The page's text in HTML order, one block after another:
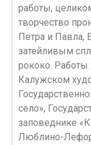
работы,
творчество
Петра и Павла,
затейливым
рококо. Работы
Калужском
село»,
заповеднике
Люблино-